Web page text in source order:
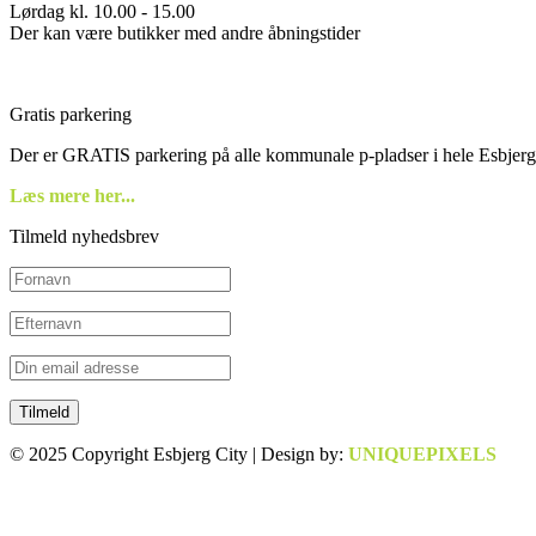
Lørdag kl. 10.00 - 15.00
Der kan være butikker med andre åbningstider
Gratis parkering
Der er GRATIS parkering på alle kommunale p-pladser i hele
Læs mere her...
Tilmeld nyhedsbrev
© 2025 Copyright Esbjerg City | Design by: UNIQUEPIXELS